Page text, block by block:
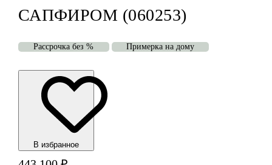
САПФИРОМ (060253)
Рассрочка без % Примерка на дому
В избранноe